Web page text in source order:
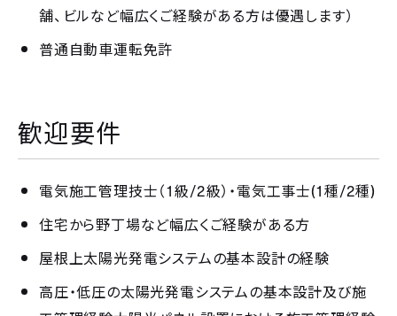
舗、ビルなど幅広くご経験がある方は優遇します）
普通自動車運転免許
歓迎要件
電気施工管理技士（1級/2級）・電気工事士(1種/2種)
住宅から野丁場など幅広くご経験がある方
屋根上太陽光発電システムの基本設計の経験
高圧・低圧の太陽光発電システムの基本設計及び施